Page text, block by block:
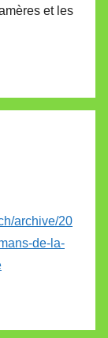
et les
archive/20
de-la-